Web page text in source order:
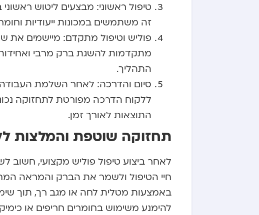
טיפול ראשוני: מבצעים ליטוש
זה משתמשים במכונות ייעודיות
פוליש וטיפול מתקדם: מיישמים את
מתקדמות להשגת ברק מרבי
התהליך.
סיום והדרכה: לאחר השלמת
ללקוח הדרכה מפורטת לתחזוקה
התוצאות לאורך זמן.
תחזוקה שוטפת והמלצות
לאחר ביצוע טיפול פוליש מקצועי,
חיי הטיפול ולשמר את הברק והמראה
באמצעות מטלית לחה או מגב רך, תוך
להימנע משימוש בחומרים חריפים או